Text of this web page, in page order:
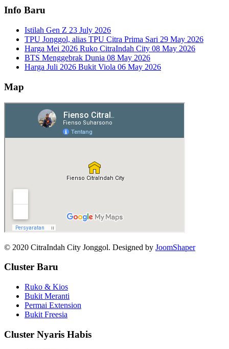
Info Baru
Istilah Gen Z 23 July 2026
TPU Jonggol, alias TPU Citra Prima Sari 29 May 2026
Harga Mei 2026 Ruko CitraIndah City 08 May 2026
BTS Menggebrak Dunia 08 May 2026
Harga Juli 2026 Bukit Viola 06 May 2026
Map
© 2020 CitraIndah City Jonggol. Designed by JoomShaper
Cluster Baru
Ruko & Kios
Bukit Meranti
Permai Extension
Bukit Freesia
Cluster Nyaris Habis